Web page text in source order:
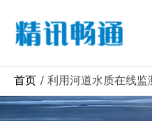
首页 利用河道水质在线监